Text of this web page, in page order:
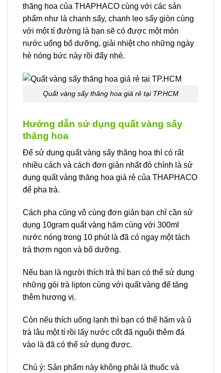
thăng hoa của THAPHACO cùng với các sản
phẩm như là chanh sấy, chanh leo sấy giòn cùng
với một tí đường là bạn sẽ có được một món
nước uống bổ dưỡng, giải nhiệt cho những ngày
hè nóng bức này rồi đấy nhé.
Quất vàng sấy thăng hoa giá rẻ tại TP.HCM
Hướng dẫn sử dụng quất vàng sấy
thăng hoa
Để sử dụng quất vàng sấy thăng hoa thì có rất
nhiều cách và cách đơn giản nhất đó chính là sử
dụng quất vàng thăng hoa giá rẻ của THAPHACO
để pha trà.
Cách pha cũng vô cùng đơn giản bạn chỉ cần sử
dụng 10gram quất vàng hãm cùng với 300ml
nước nóng trong 10 phút là đã có ngay một tách
trà thơm ngon và bổ dưỡng.
Nếu bạn là người thích trà thì bạn có thể sử dụng
những gói trà lipton cùng với quất vàng để tăng
thêm hương vị.
Còn nếu thích uống lạnh thì bạn có thể hãm và ủ
trà lâu một tí rồi lấy nước cốt đã nguội thêm đá
vào là đã có thể sử dụng được.
Chú ý: Sản phẩm này không phải là thuốc và